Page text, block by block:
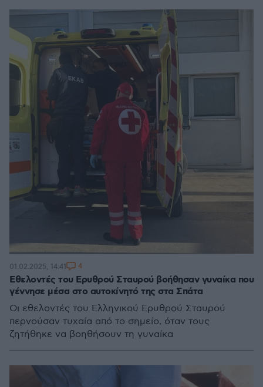
Εθελοντές του Ερυθρού Σταυρού βοήθησαν γυναίκα που
γέννησε μέσα στο αυτοκίνητό της στα Σπάτα
Οι εθελοντές του Ελληνικού Ερυθρού Σταυρού
περνούσαν τυχαία από το σημείο, όταν τους
ζητήθηκε να βοηθήσουν τη γυναίκα
01.02.2025, 14:41 4